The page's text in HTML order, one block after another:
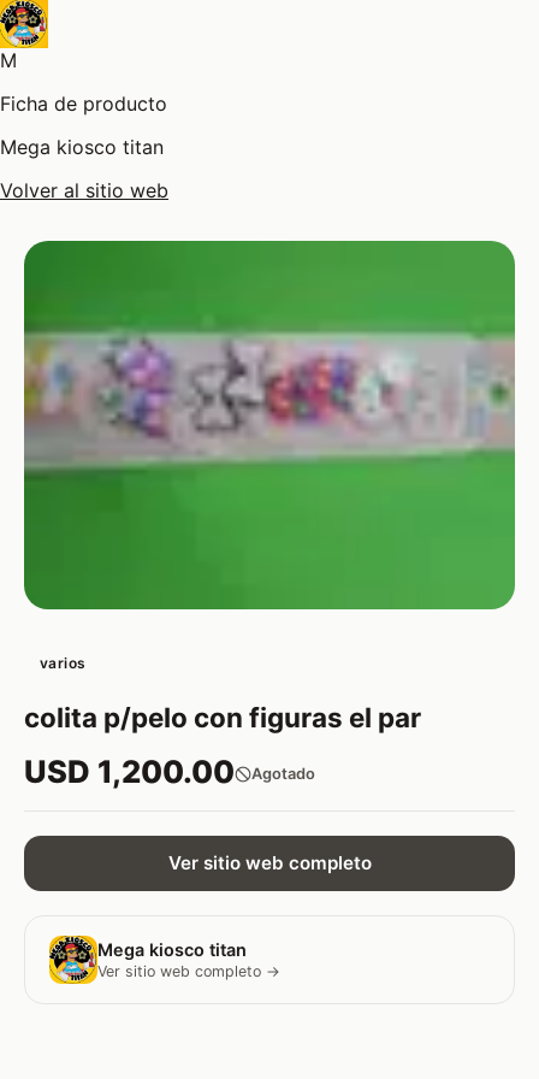
M
Ficha de producto
Mega kiosco titan
Volver al sitio web
varios
colita p/pelo con figuras el par
USD 1,200.00 Agotado
Ver sitio web completo
Mega kiosco titan
Ver sitio web completo →